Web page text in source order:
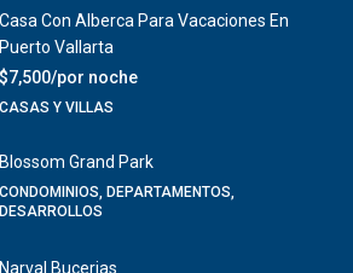
Casa Con Alberca Para Vacaciones En
Puerto Vallarta
$7,500/por noche
CASAS Y VILLAS
Blossom Grand Park
CONDOMINIOS, DEPARTAMENTOS,
DESARROLLOS
Narval Bucerias